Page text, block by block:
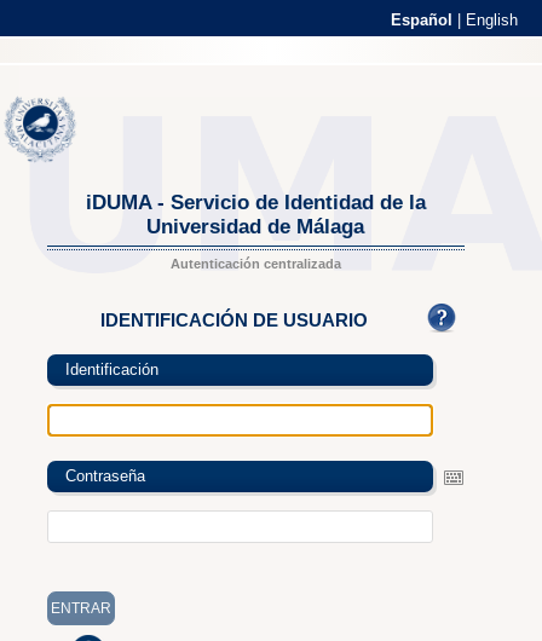
Español English
iDUMA - Servicio de Identidad de la
Universidad de Málaga
Autenticación centralizada
IDENTIFICACIÓN DE USUARIO
Identificación
Contraseña